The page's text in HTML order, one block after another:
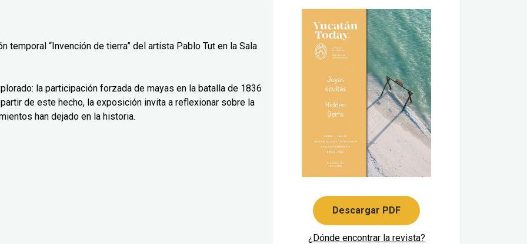
“Invención de tierra” del artista Pablo Tut en la Sala
la participación forzada de mayas en la batalla de 1836
de este hecho, la exposición invita a reflexionar sobre la
han dejado en la historia.
Descargar PDF
¿Dónde encontrar la revista?